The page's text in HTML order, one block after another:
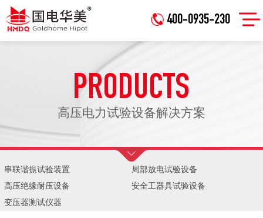
400-0935-230
PRODUCTS
高压电力试验设备解决方案
串联谐振试验装置
局部放电试验设备
高压绝缘耐压设备
安全工器具试验设备
变压器测试仪器